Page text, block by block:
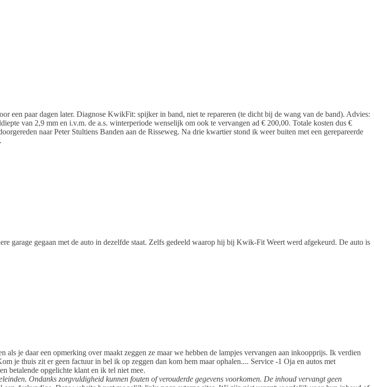
een paar dagen later. Diagnose KwikFit: spijker in band, niet te repareren (te dicht bij de wang van de band). Advies:
van 2,9 mm en i.v.m. de a.s. winterperiode wenselijk om ook te vervangen ad € 200,00. Totale kosten dus €
naar Peter Stultiens Banden aan de Risseweg. Na drie kwartier stond ik weer buiten met een gerepareerde
garage gegaan met de auto in dezelfde staat. Zelfs gedeeld waarop hij bij Kwik-Fit Weert werd afgekeurd. De auto is
je daar een opmerking over maakt zeggen ze maar we hebben de lampjes vervangen aan inkoopprijs. Ik verdien
je thuis zit er geen factuur in bel ik op zeggen dan kom hem maar ophalen.... Service -1 Oja en autos met
betalende opgelichte klant en ik tel niet mee.
Ondanks zorgvuldigheid kunnen fouten of verouderde gegevens voorkomen. De inhoud vervangt geen